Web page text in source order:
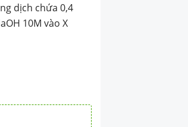
dịch chứa 0,4
10M vào X